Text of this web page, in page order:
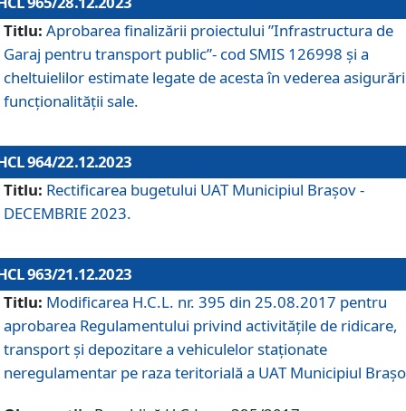
Titlu: Aprobarea finalizării proiectului ”Infrastructura de
Garaj pentru transport public”- cod SMIS 126998 și a
cheltuielilor estimate legate de acesta în vederea
funcționalității sale.
964/22.12.2023
Titlu: Rectificarea bugetului UAT Municipiul Braşov -
DECEMBRIE 2023.
963/21.12.2023
Titlu: Modificarea H.C.L. nr. 395 din 25.08.2017 pentru
aprobarea Regulamentului privind activitățile de ridicare,
transport şi depozitare a vehiculelor staționate
neregulamentar pe raza teritorială a UAT Municipiul